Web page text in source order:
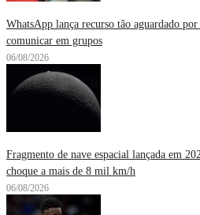
WhatsApp lança recurso tão aguardado
comunicar em grupos
06/08/2026
Fragmento de nave espacial lançada em
choque a mais de 8 mil km/h
06/08/2026